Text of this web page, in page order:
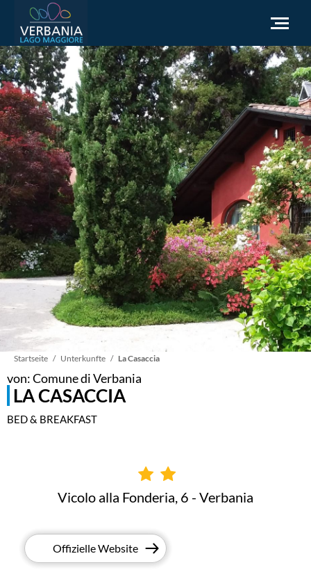
DE
Wie man ankommt
Touristeninformation
Wetter
Brauchen Sie Hilfe
Zur offiziellen Website gehen
Pfadnavigation
Startseite Unterkunfte La Casaccia
von: Comune di Verbania
LA CASACCIA
BED & BREAKFAST
Vicolo alla Fonderia, 6 - Verbania
Offizielle Website